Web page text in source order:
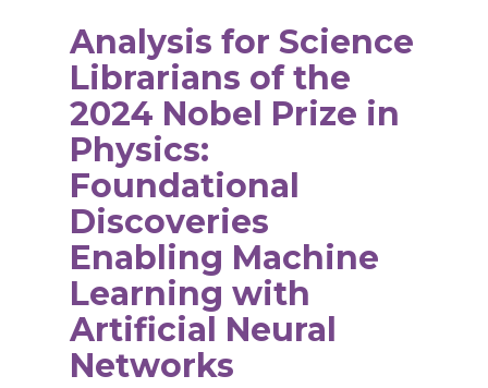
Analysis for Science
Librarians of the
2024 Nobel Prize in
Physics:
Foundational
Discoveries
Enabling Machine
Learning with
Artificial Neural
Networks